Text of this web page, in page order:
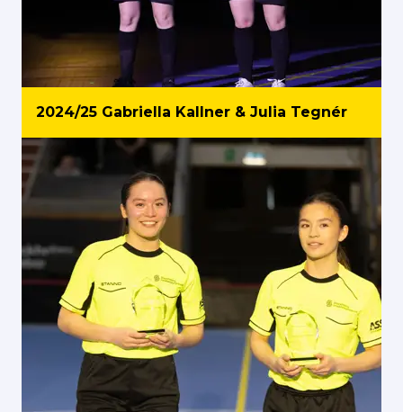
2024/25 Gabriella Kallner & Julia Tegnér